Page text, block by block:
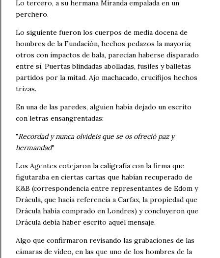
Lo tercero, a su hermana Miranda empalada en un
perchero.
Lo siguiente fueron los cuerpos de media docena de
hombres de la Fundación, hechos pedazos la mayoría;
otros con impactos de bala, parecían haberse disparado
entre sí. Puertas blindadas abolladas, fusiles y balletas
partidos por la mitad. Ajo machacado, crucifijos hechos
trizas.
En una de las paredes, alguien había dejado un escrito
con letras ensangrentadas:
"Recordad y nunca olvideis que se os ofreció paz y
hermandad"
Los Agentes cotejaron la caligrafía con la firma que
figutaraba en ciertas cartas que habían recuperado de
K&B (correspondencia entre representantes de Edom y
Drácula, que hacía referencia a Carfax, la propiedad que
Drácula había comprado en Londres) y concluyeron que
Drácula debía haber escrito aquel mensaje.
Algo que confirmaron revisando las grabaciones de las
cámaras de vídeo, en las que uno de los hombres de la